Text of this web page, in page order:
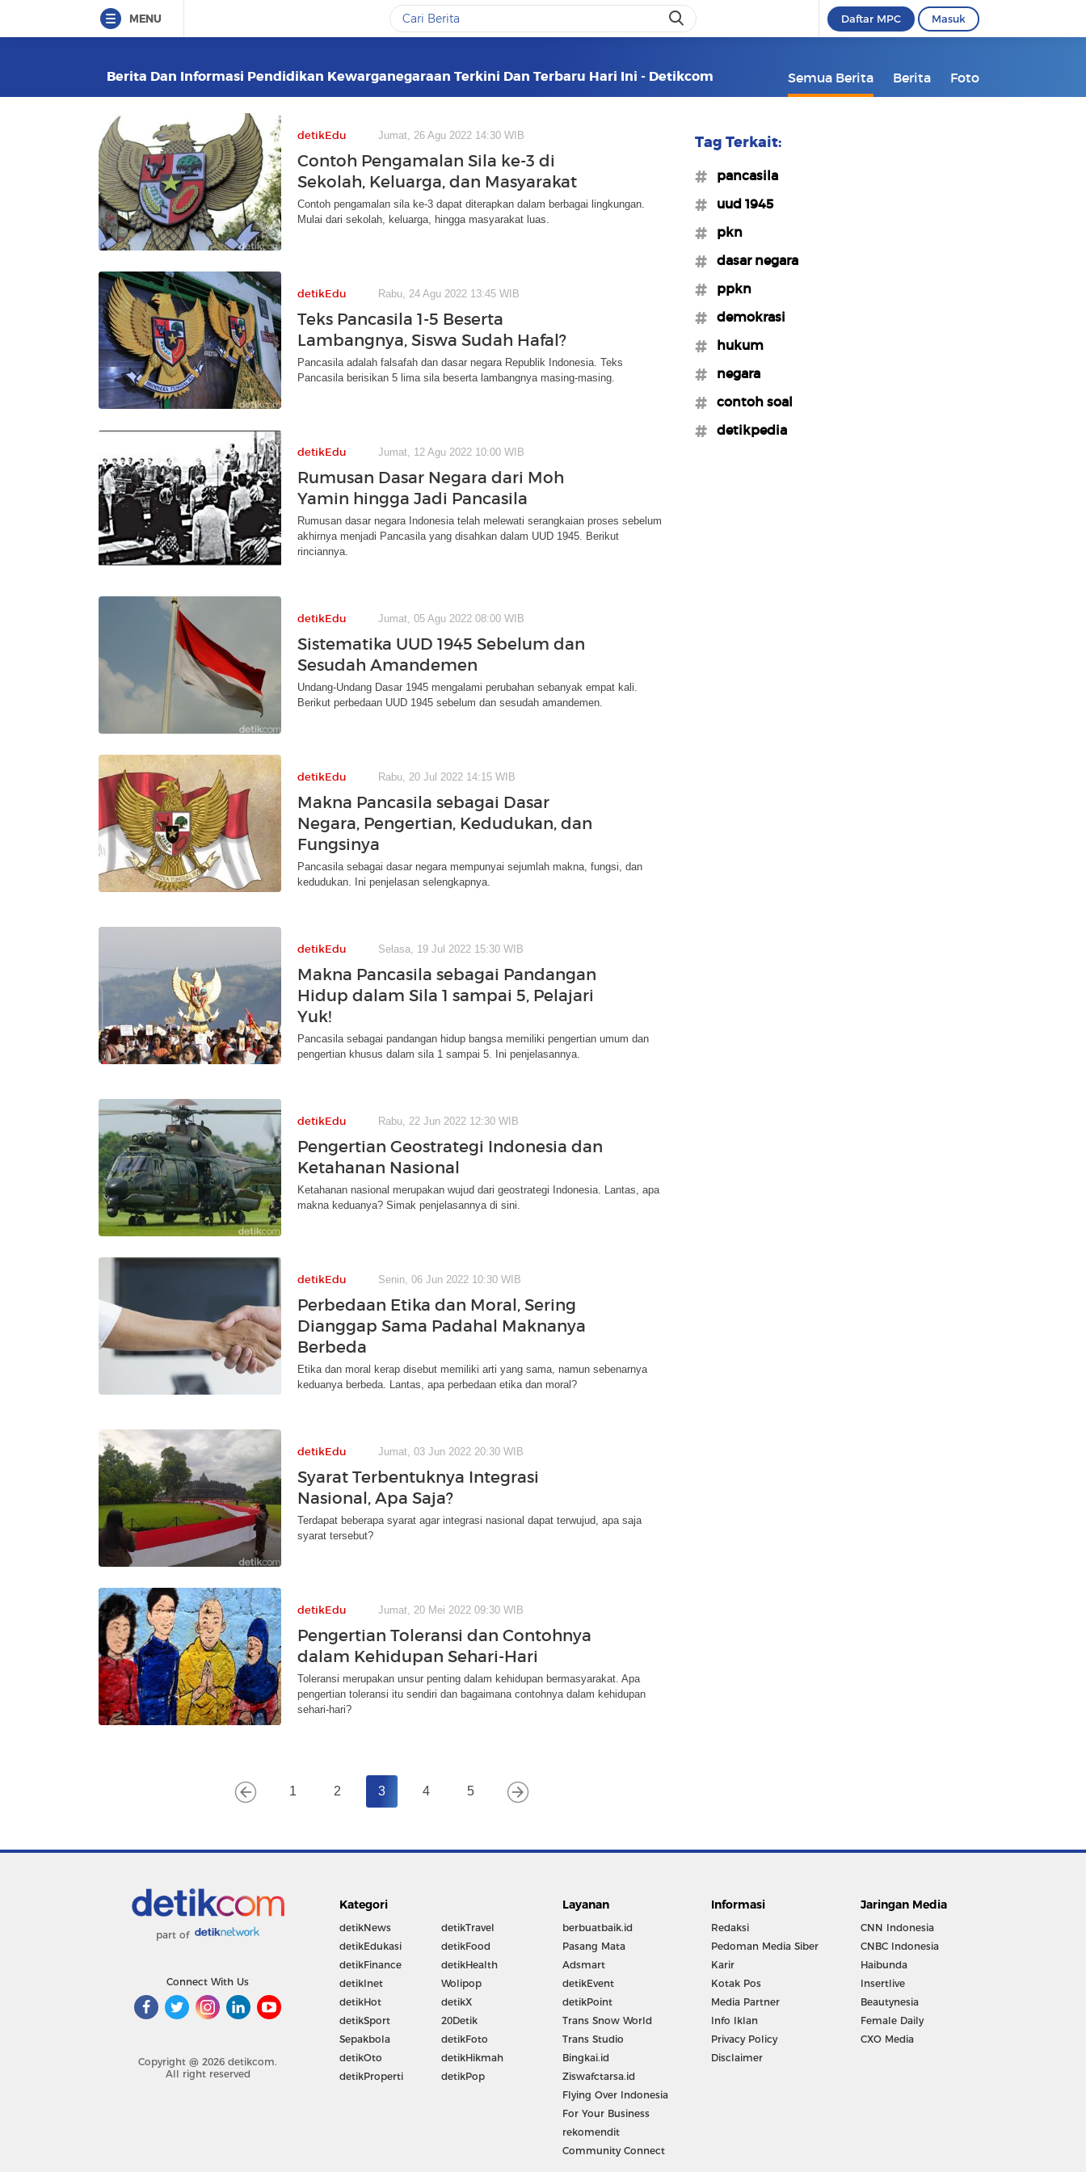
MENU Daftar MPC Masuk
Berita Dan Informasi Pendidikan Kewarganegaraan Terkini Dan Terbaru Hari Ini - Detikcom Semua Berita Berita Foto
detikEdu Jumat, 26 Agu 2022 14:30 WIB
Contoh Pengamalan Sila ke-3 di
Sekolah, Keluarga, dan Masyarakat
Contoh pengamalan sila ke-3 dapat diterapkan dalam berbagai lingkungan.
Mulai dari sekolah, keluarga, hingga masyarakat luas.
detikEdu Rabu, 24 Agu 2022 13:45 WIB
Teks Pancasila 1-5 Beserta
Lambangnya, Siswa Sudah Hafal?
Pancasila adalah falsafah dan dasar negara Republik Indonesia. Teks
Pancasila berisikan 5 lima sila beserta lambangnya masing-masing.
detikEdu Jumat, 12 Agu 2022 10:00 WIB
Rumusan Dasar Negara dari Moh
Yamin hingga Jadi Pancasila
Rumusan dasar negara Indonesia telah melewati serangkaian proses sebelum
akhirnya menjadi Pancasila yang disahkan dalam UUD 1945. Berikut
rinciannya.
detikEdu Jumat, 05 Agu 2022 08:00 WIB
Sistematika UUD 1945 Sebelum dan
Sesudah Amandemen
Undang-Undang Dasar 1945 mengalami perubahan sebanyak empat kali.
Berikut perbedaan UUD 1945 sebelum dan sesudah amandemen.
detikEdu Rabu, 20 Jul 2022 14:15 WIB
Makna Pancasila sebagai Dasar
Negara, Pengertian, Kedudukan, dan
Fungsinya
Pancasila sebagai dasar negara mempunyai sejumlah makna, fungsi, dan
kedudukan. Ini penjelasan selengkapnya.
detikEdu Selasa, 19 Jul 2022 15:30 WIB
Makna Pancasila sebagai Pandangan
Hidup dalam Sila 1 sampai 5, Pelajari
Yuk!
Pancasila sebagai pandangan hidup bangsa memiliki pengertian umum dan
pengertian khusus dalam sila 1 sampai 5. Ini penjelasannya.
detikEdu Rabu, 22 Jun 2022 12:30 WIB
Pengertian Geostrategi Indonesia dan
Ketahanan Nasional
Ketahanan nasional merupakan wujud dari geostrategi Indonesia. Lantas, apa
makna keduanya? Simak penjelasannya di sini.
detikEdu Senin, 06 Jun 2022 10:30 WIB
Perbedaan Etika dan Moral, Sering
Dianggap Sama Padahal Maknanya
Berbeda
Etika dan moral kerap disebut memiliki arti yang sama, namun sebenarnya
keduanya berbeda. Lantas, apa perbedaan etika dan moral?
detikEdu Jumat, 03 Jun 2022 20:30 WIB
Syarat Terbentuknya Integrasi
Nasional, Apa Saja?
Terdapat beberapa syarat agar integrasi nasional dapat terwujud, apa saja
syarat tersebut?
detikEdu Jumat, 20 Mei 2022 09:30 WIB
Pengertian Toleransi dan Contohnya
dalam Kehidupan Sehari-Hari
Toleransi merupakan unsur penting dalam kehidupan bermasyarakat. Apa
pengertian toleransi itu sendiri dan bagaimana contohnya dalam kehidupan
sehari-hari?
1 2 3 4 5
Tag Terkait:
#pancasila
#uud 1945
#pkn
#dasar negara
#ppkn
#demokrasi
#hukum
#negara
#contoh soal
#detikpedia
part of
Connect With Us
Copyright @ 2026 detikcom.
All right reserved
Kategori
detikNews
detikEdukasi
detikFinance
detikInet
detikHot
detikSport
Sepakbola
detikOto
detikProperti
detikTravel
detikFood
detikHealth
Wolipop
detikX
20Detik
detikFoto
detikHikmah
detikPop
Layanan
berbuatbaik.id
Pasang Mata
Adsmart
detikEvent
detikPoint
Trans Snow World
Trans Studio
Bingkai.id
Ziswafctarsa.id
Flying Over Indonesia
For Your Business
rekomendit
Community Connect
Informasi
Redaksi
Pedoman Media Siber
Karir
Kotak Pos
Media Partner
Info Iklan
Privacy Policy
Disclaimer
Jaringan Media
CNN Indonesia
CNBC Indonesia
Haibunda
Insertlive
Beautynesia
Female Daily
CXO Media